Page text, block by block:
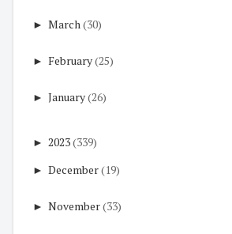
► March(30)
► February(25)
► January(26)
► 2023(339)
► December(19)
► November(33)